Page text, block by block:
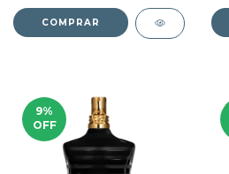
COMPRAR
9%
OFF